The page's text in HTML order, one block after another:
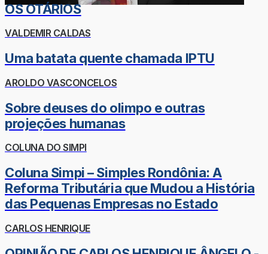
OS OTÁRIOS
VALDEMIR CALDAS
Uma batata quente chamada IPTU
AROLDO VASCONCELOS
Sobre deuses do olimpo e outras
projeções humanas
COLUNA DO SIMPI
Coluna Simpi – Simples Rondônia: A
Reforma Tributária que Mudou a História
das Pequenas Empresas no Estado
CARLOS HENRIQUE